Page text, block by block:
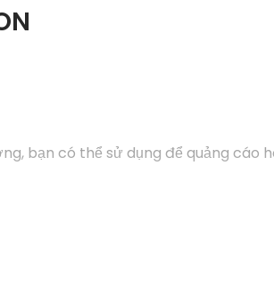
bạn có thể sử dụng để quảng cáo